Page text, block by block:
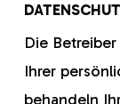
Die
Ihrer
behandeln